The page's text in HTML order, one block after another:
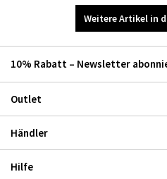
Weitere Artikel in
10% Rabatt – Newsletter
Outlet
Händler
Hilfe